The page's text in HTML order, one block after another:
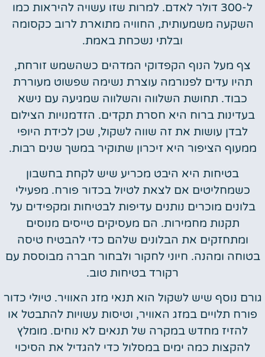
ל-300 דולר לאדם. למרות שזו עשויה להיראות כמו
השקעה משמעותית, החוויה מתוארת לרוב כקסומה
ובלתי נשכחת באמת.
צף מעל הנוף הקפדוקי המדהים כשהשמש זורחת,
תהיו עדים לפנורמה עוצרת נשימה שפשוט מעוררת
כבוד. תחושת השלווה והשלווה שמגיעה עם נישא
בעדינות ברוח היא חסרת תקדים. הזדמנויות הצילום
לבדן עושות את זה שווה לשקול, שכן לכידת היופי
ממעוף הציפור היא זיכרון שתוקיר במשך שנים רבות.
בטיחות היא היבט מכריע שיש לקחת בחשבון
כשמחליטים אם לצאת לטיול בכדור פורח. מפעילי
בלונים מוכרים נותנים עדיפות לבטיחות ומקפידים על
תקנות מחמירות. הם מעסיקים טייסים מנוסים
ומתחזקים את הבלונים שלהם כדי להבטיח טיסה
בטוחה ומהנה. חיוני לחקור ולבחור חברה מבוססת עם
רקורד בטיחות טוב.
גורם נוסף שיש לשקול הוא תנאי מזג האוויר. טיולי כדור
פורח תלויים במזג האוויר, וטיסות עשויות להתבטל או
להזיז מחדש במקרה של תנאים לא נוחים. מומלץ
להקצות כמה ימים במסלול כדי להגדיל את הסיכוי